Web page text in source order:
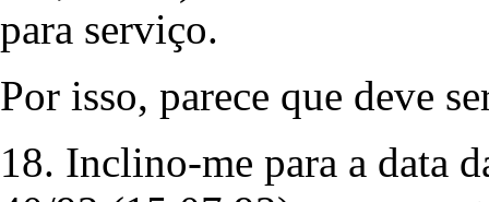
para serviço.
Por isso, parece que deve
18. Inclino-me para a data